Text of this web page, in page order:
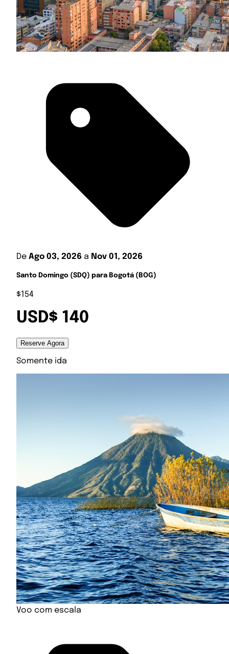
De Ago 03, 2026 a Nov 01, 2026
Santo Domingo (SDQ) para Bogotá (BOG)
$154
USD$ 140
Reserve Agora
Somente ida
Voo com escala